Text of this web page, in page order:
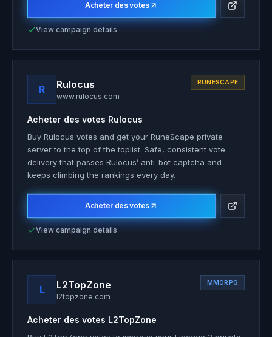
Acheter des votes
View campaign details
R Rulocus
www.rulocus.com
RUNESCAPE
Acheter des votes Rulocus
Buy Rulocus votes and get your RuneScape private
server to the top of the toplist. Safe, consistent vote
delivery that passes Rulocus’ anti-bot captcha and
keeps climbing the rankings every day.
Acheter des votes
View campaign details
L L2TopZone
l2topzone.com
MMORPG
Acheter des votes L2TopZone